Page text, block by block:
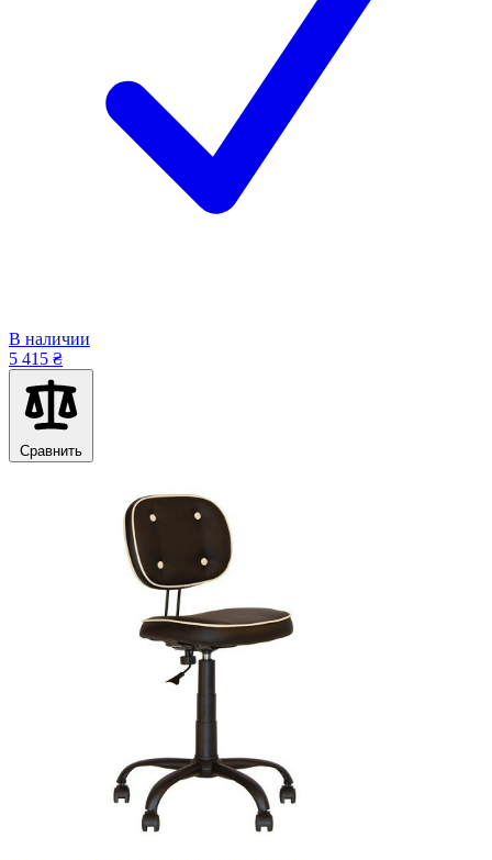
В наличии
5 415 ₴
Сравнить